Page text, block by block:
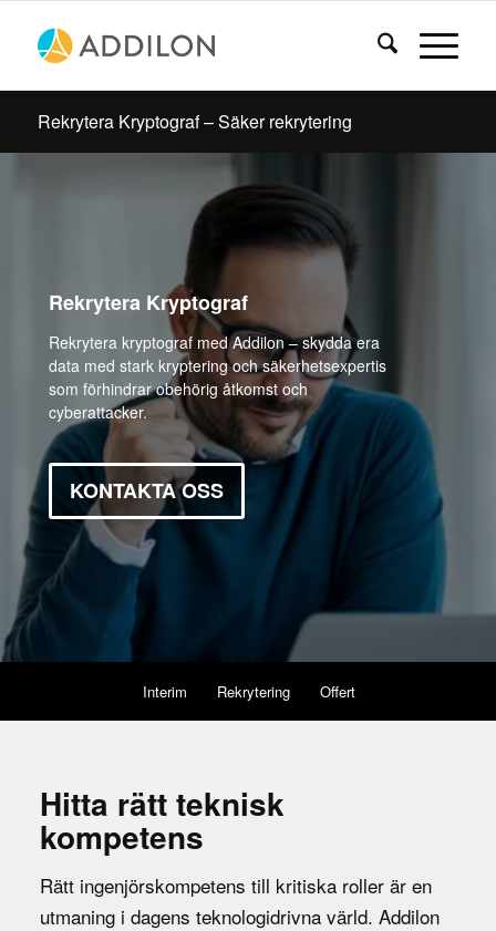
Rekrytera Kryptograf – Säker rekrytering
Rekrytera Kryptograf
Rekrytera kryptograf med Addilon – skydda era
data med stark kryptering och säkerhetsexpertis
som förhindrar obehörig åtkomst och
cyberattacker.
KONTAKTA OSS
Interim Rekrytering Offert
Hitta rätt teknisk
kompetens
Rätt ingenjörskompetens till kritiska roller är en
utmaning i dagens teknologidrivna värld. Addilon